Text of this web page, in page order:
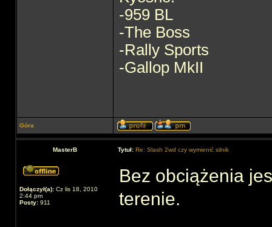
-959 BL
-The Boss
-Rally Sports
-Gallop MkII
Góra
MasterB Tytuł: Re: Slash 2wd czy wymienić silnik
Dołączył(a): Cz lis 18, 2010
2:44 pm
Posty: 911
Bez obciążenia
terenie.